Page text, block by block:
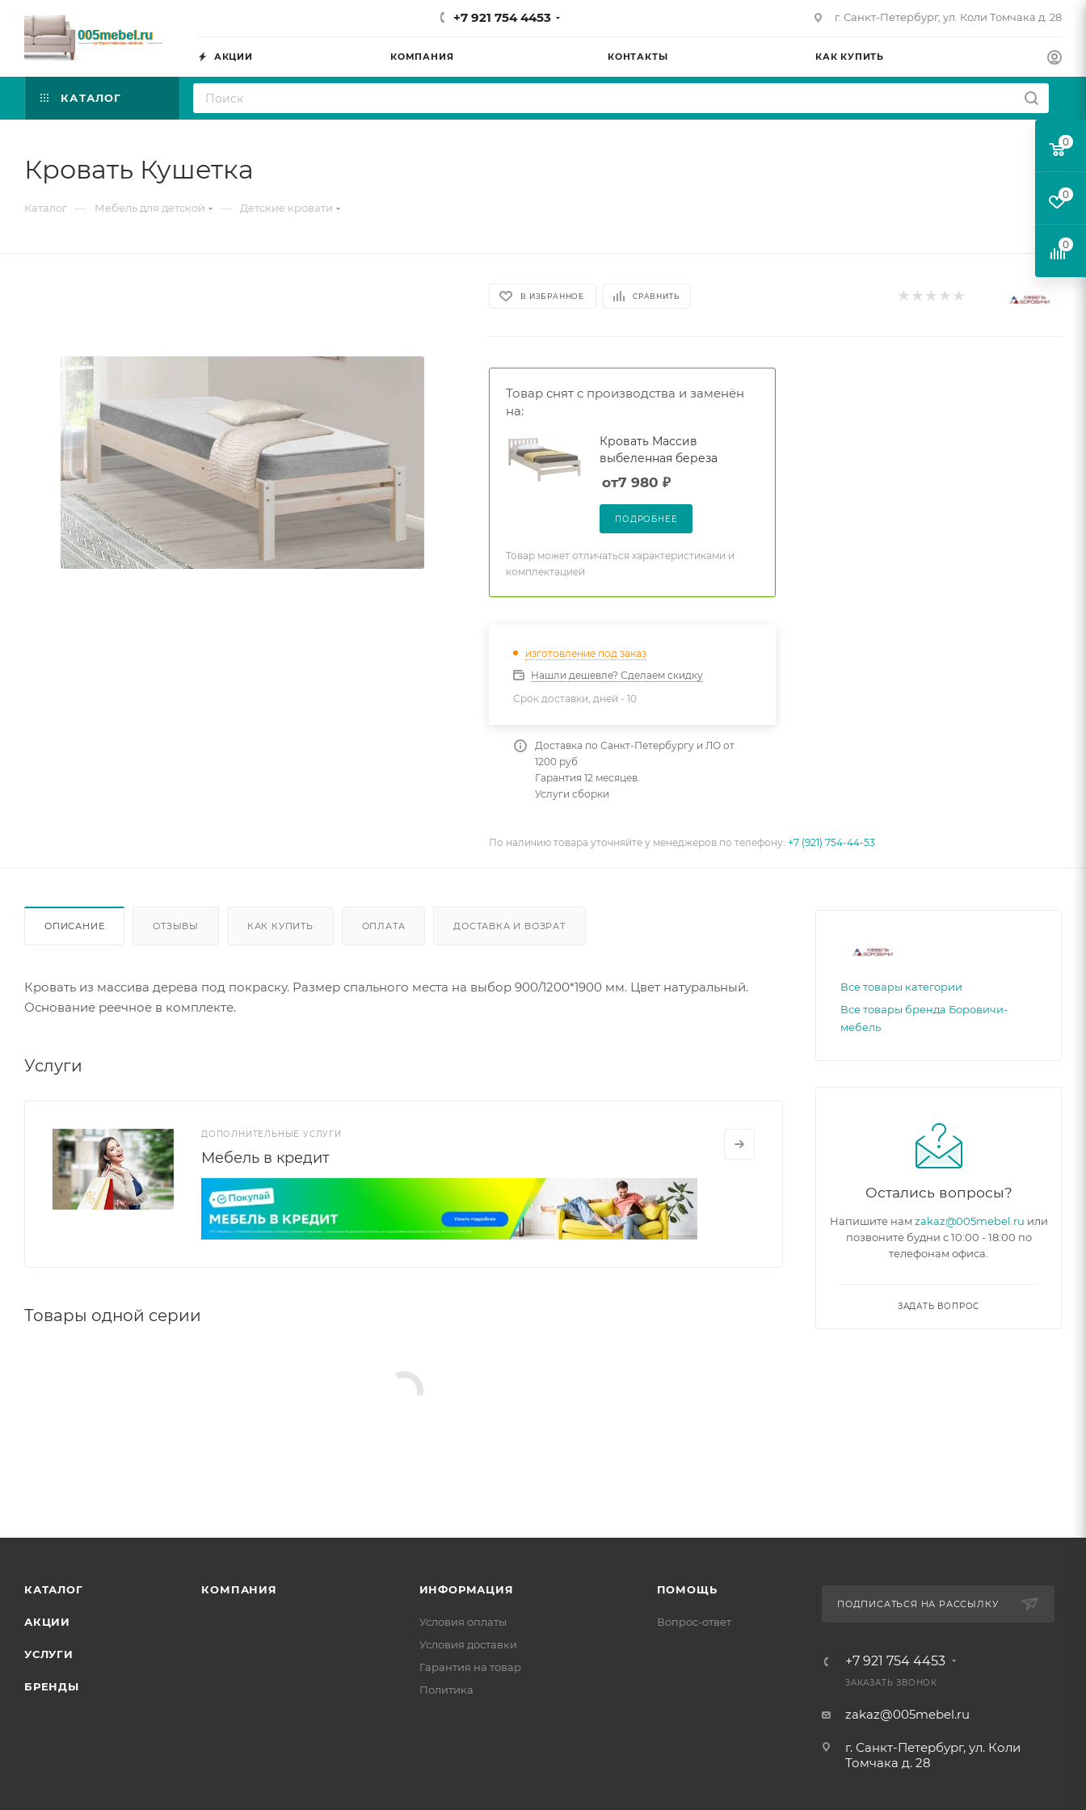
+7 921 754 4453 г. Санкт-Петербург, ул. Коли Томчака д. 28
АКЦИИ КОМПАНИЯ КОНТАКТЫ КАК КУПИТЬ
КАТАЛОГ
Кровать Кушетка
Каталог — Мебель для детской — Детские кровати
В ИЗБРАННОЕ СРАВНИТЬ
Товар снят с производства и заменён
на:
Кровать Массив
выбеленная береза
от7 980 ₽
ПОДРОБНЕЕ
Товар может отличаться характеристиками и
комплектацией
изготовление под заказ
Нашли дешевле? Сделаем скидку
Срок доставки, дней -10
Доставка по Санкт-Петербургу и ЛО от
1200 руб
Гарантия 12 месяцев.
Услуги сборки
По наличию товара уточняйте у менеджеров по телефону:+7 (921) 754-44-53
ОПИСАНИЕ ОТЗЫВЫ КАК КУПИТЬ ОПЛАТА ДОСТАВКА И ВОЗРАТ
Кровать из массива дерева под покраску. Размер спального места на выбор 900/1200*1900 мм. Цвет натуральный.
Основание реечное в комплекте.
Услуги
ДОПОЛНИТЕЛЬНЫЕ УСЛУГИ
Мебель в кредит
Товары одной серии
Все товары категории
Все товары бренда Боровичи-
мебель
Остались вопросы?
Напишите нам zakaz@005mebel.ru или
позвоните будни с 10:00 - 18:00 по
телефонам офиса.
ЗАДАТЬ ВОПРОС
КАТАЛОГ
АКЦИИ
УСЛУГИ
БРЕНДЫ
КОМПАНИЯ ИНФОРМАЦИЯ
Условия оплаты
Условия доставки
Гарантия на товар
Политика
ПОМОЩЬ
Вопрос-ответ
ПОДПИСАТЬСЯ НА РАССЫЛКУ
+7 921 754 4453
ЗАКАЗАТЬ ЗВОНОК
zakaz@005mebel.ru
г. Санкт-Петербург, ул. Коли
Томчака д. 28
0
0
0